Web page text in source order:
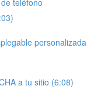
personalizada
a tu sitio (6:08)